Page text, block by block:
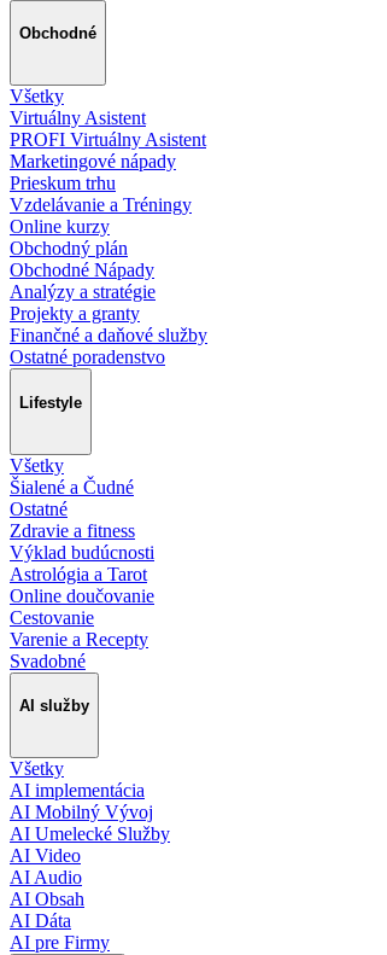
Obchodné
Všetky
Virtuálny Asistent
PROFI Virtuálny Asistent
Marketingové nápady
Prieskum trhu
Vzdelávanie a Tréningy
Online kurzy
Obchodný plán
Obchodné Nápady
Analýzy a stratégie
Projekty a granty
Finančné a daňové služby
Ostatné poradenstvo
Lifestyle
Všetky
Šialené a Čudné
Ostatné
Zdravie a fitness
Výklad budúcnosti
Astrológia a Tarot
Online doučovanie
Cestovanie
Varenie a Recepty
Svadobné
AI služby
Všetky
AI implementácia
AI Mobilný Vývoj
AI Umelecké Služby
AI Video
AI Audio
AI Obsah
AI Dáta
AI pre Firmy